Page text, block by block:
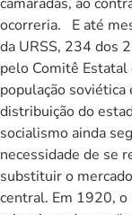
ocorreria. E até
da URSS, 234 dos
pelo Comitê Estatal
população soviética
distribuição do estado. Todavia, os defensores
socialismo ainda
necessidade de se
substituir o
central. Em 1920, o mundo negligenciou e rejeitou o alerta